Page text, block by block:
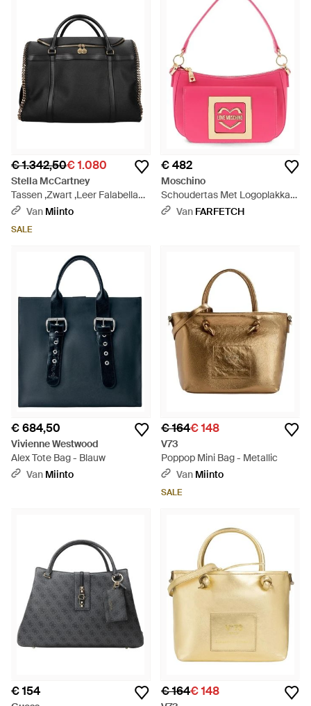
€ 1.342,50€ 1.080
Stella McCartney
Tassen ,Zwart ,Leer Falabella
Hondendrager - Zwart
Van Miinto
SALE
€ 482
Moschino
Schoudertas Met Logoplakkaat
- Roze
Van FARFETCH
€ 684,50
Vivienne Westwood
Alex Tote Bag - Blauw
Van Miinto
€ 164€ 148
V73
Poppop Mini Bag - Metallic
Van Miinto
SALE
€ 154 € 164€ 148